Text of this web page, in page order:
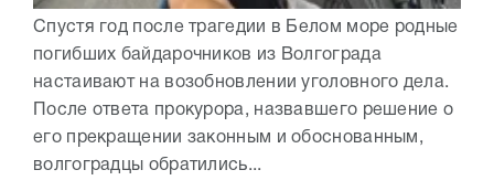
Спустя год после трагедии в Белом море родные
погибших байдарочников из Волгограда
настаивают на возобновлении уголовного дела.
После ответа прокурора, назвавшего решение о
его прекращении законным и обоснованным,
волгоградцы обратились...